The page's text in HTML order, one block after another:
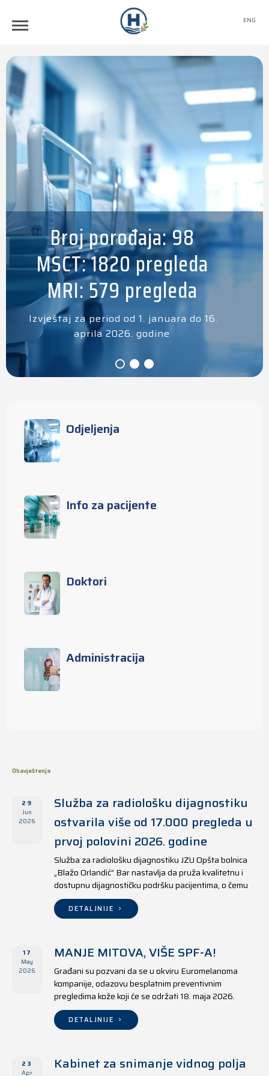
ENG
Broj porođaja: 98
MSCT: 1820 pregleda
MRI: 579 pregleda
Izvještaj za period od 1. januara do 16.
aprila 2026. godine
Odjeljenja
Info za pacijente
Doktori
Administracija
Obavještenja
29
Jun
2026
Služba za radiološku dijagnostiku
ostvarila više od 17.000 pregleda u
prvoj polovini 2026. godine
Služba za radiološku dijagnostiku JZU Opšta bolnica
„Blažo Orlandić“ Bar nastavlja da pruža kvalitetnu i
dostupnu dijagnostičku podršku pacijentima, o čemu
svjedoče i rezultati ostvareni u periodu od 1. januara
do 17. juna 2026. godine.
DETALJNIJE
17
May
2026
MANJE MITOVA, VIŠE SPF-A!
Građani su pozvani da se u okviru Euromelanoma
kompanije, odazovu besplatnim preventivnim
pregledima kože koji će se održati 18. maja 2026.
godine u jedanaest opština širom Crne Gore, kako u
državnim tako i u privatnim zdravstvenim ustanovama.
DETALJNIJE
23
Apr
Kabinet za snimanje vidnog polja